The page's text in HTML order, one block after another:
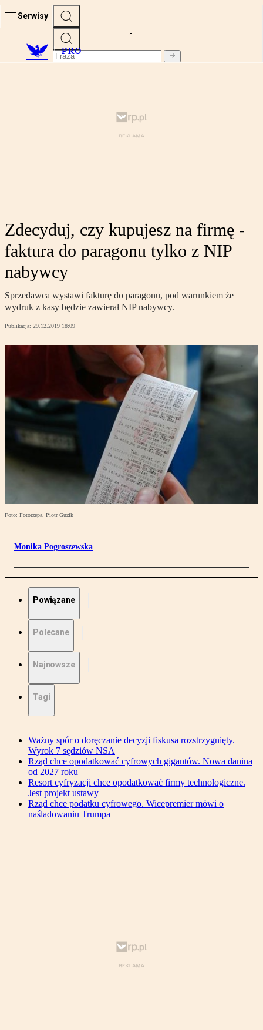
Serwisy
PRO
Zdecyduj, czy kupujesz na firmę -
faktura do paragonu tylko z NIP
nabywcy
Sprzedawca wystawi fakturę do paragonu, pod warunkiem że
wydruk z kasy będzie zawierał NIP nabywcy.
Publikacja: 29.12.2019 18:09
Foto: Fotorzepa, Piotr Guzik
Monika Pogroszewska
Powiązane
Polecane
Najnowsze
Tagi
Ważny spór o doręczanie decyzji fiskusa rozstrzygnięty.
Wyrok 7 sędziów NSA
Rząd chce opodatkować cyfrowych gigantów. Nowa danina
od 2027 roku
Resort cyfryzacji chce opodatkować firmy technologiczne.
Jest projekt ustawy
Rząd chce podatku cyfrowego. Wicepremier mówi o
naśladowaniu Trumpa